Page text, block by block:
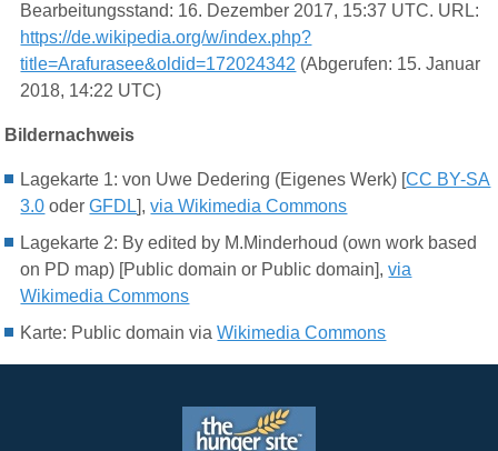
Bearbeitungsstand: 16. Dezember 2017, 15:37 UTC. URL:
https://de.wikipedia.org/w/index.php?
title=Arafurasee&oldid=172024342 (Abgerufen: 15. Januar
2018, 14:22 UTC)
Bildernachweis
Lagekarte 1: von Uwe Dedering (Eigenes Werk) [CC BY-SA
3.0 oderGFDL],via Wikimedia Commons
Lagekarte 2: By edited by M.Minderhoud (own work based
on PD map) [Public domain or Public domain],via
Wikimedia Commons
Karte: Public domain viaWikimedia Commons